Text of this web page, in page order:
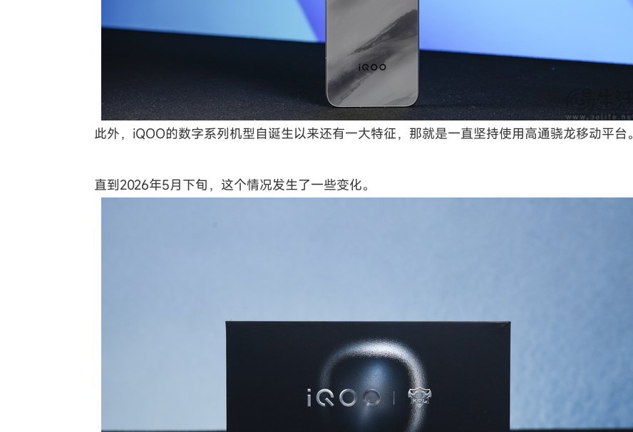
此外，iQOO的数字系列机型自诞生以来还有一大特征，那就是一直坚持使用高通骁龙移动平台。
直到2026年5月下旬，这个情况发生了一些变化。